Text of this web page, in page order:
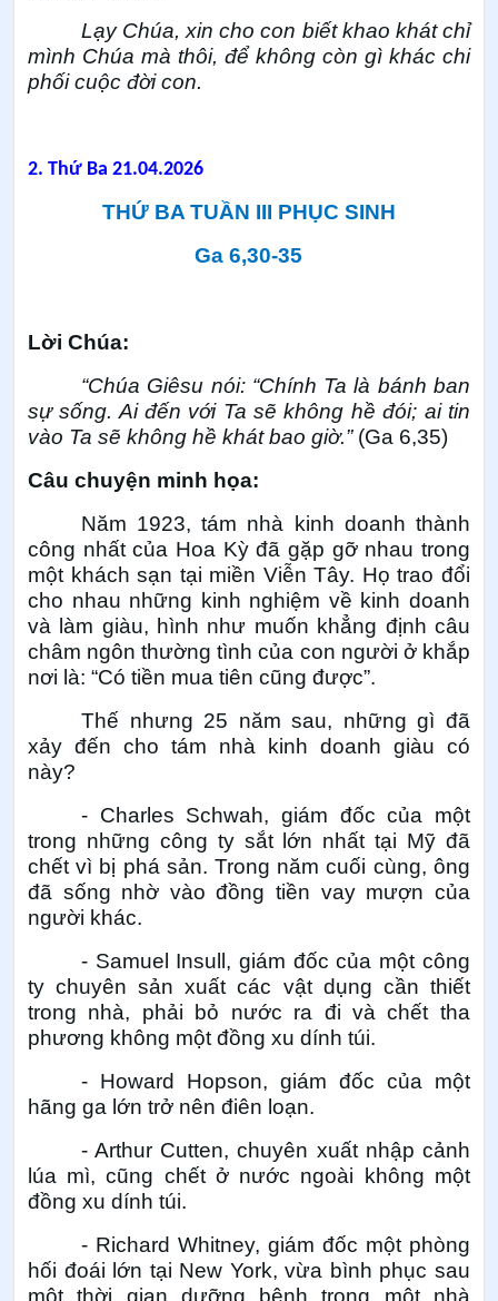
Lạy Chúa, xin cho con biết khao khát chỉ
mình Chúa mà thôi, để không còn gì khác chi
phối cuộc đời con.
2. Thứ Ba 21.04.2026
THỨ BA TUẦN III PHỤC SINH
Ga 6,30-35
Lời Chúa:
“Chúa Giêsu nói: “Chính Ta là bánh ban
sự sống. Ai đến với Ta sẽ không hề đói; ai tin
vào Ta sẽ không hề khát bao giờ.”(Ga 6,35)
Câu chuyện minh họa:
Năm 1923, tám nhà kinh doanh thành
công nhất của Hoa Kỳ đã gặp gỡ nhau trong
một khách sạn tại miền Viễn Tây. Họ trao đổi
cho nhau những kinh nghiệm về kinh doanh
và làm giàu, hình như muốn khẳng định câu
châm ngôn thường tình của con người ở khắp
nơi là: “Có tiền mua tiên cũng được”.
Thế nhưng 25 năm sau, những gì đã
xảy đến cho tám nhà kinh doanh giàu có
này?
- Charles Schwah, giám đốc của một
trong những công ty sắt lớn nhất tại Mỹ đã
chết vì bị phá sản. Trong năm cuối cùng, ông
đã sống nhờ vào đồng tiền vay mượn của
người khác.
- Samuel Insull, giám đốc của một công
ty chuyên sản xuất các vật dụng cần thiết
trong nhà, phải bỏ nước ra đi và chết tha
phương không một đồng xu dính túi.
- Howard Hopson, giám đốc của một
hãng ga lớn trở nên điên loạn.
- Arthur Cutten, chuyên xuất nhập cảnh
lúa mì, cũng chết ở nước ngoài không một
đồng xu dính túi.
- Richard Whitney, giám đốc một phòng
hối đoái lớn tại New York, vừa bình phục sau
một thời gian dưỡng bệnh trong một nhà